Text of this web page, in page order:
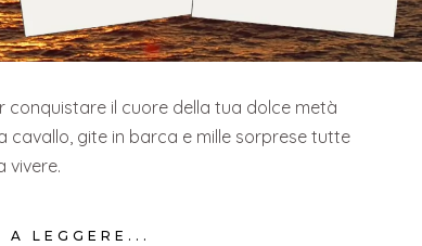
conquistare il cuore della tua dolce metà
cavallo, gite in barca e mille sorprese tutte
vivere.
A LEGGERE...